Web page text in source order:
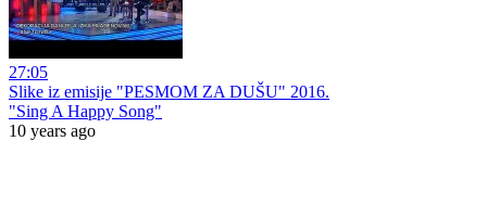
27:05
Slike iz emisije "PESMOM ZA DUŠU" 2016.
"Sing A Happy Song"
10 years ago